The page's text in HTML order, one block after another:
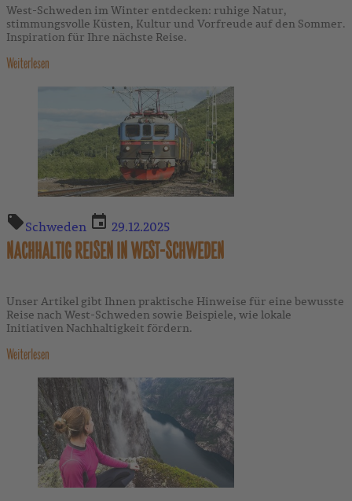
West-Schweden im Winter entdecken: ruhige Natur,
stimmungsvolle Küsten, Kultur und Vorfreude auf den Sommer.
Inspiration für Ihre nächste Reise.
Weiterlesen
Schweden 29.12.2025
NACHHALTIG REISEN IN WEST-SCHWEDEN
Unser Artikel gibt Ihnen praktische Hinweise für eine bewusste
Reise nach West-Schweden sowie Beispiele, wie lokale
Initiativen Nachhaltigkeit fördern.
Weiterlesen